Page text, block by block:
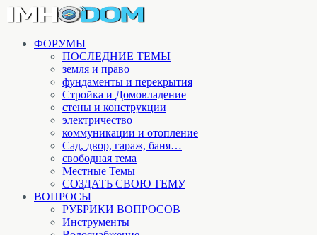
ФОРУМЫ
ПОСЛЕДНИЕ ТЕМЫ
земля и право
фундаменты и перекрытия
Стройка и Домовладение
стены и конструкции
электричество
коммуникации и отопление
Cад, двор, гараж, баня…
свободная тема
Местные Темы
СОЗДАТЬ СВОЮ ТЕМУ
ВОПРОСЫ
РУБРИКИ ВОПРОСОВ
Инструменты